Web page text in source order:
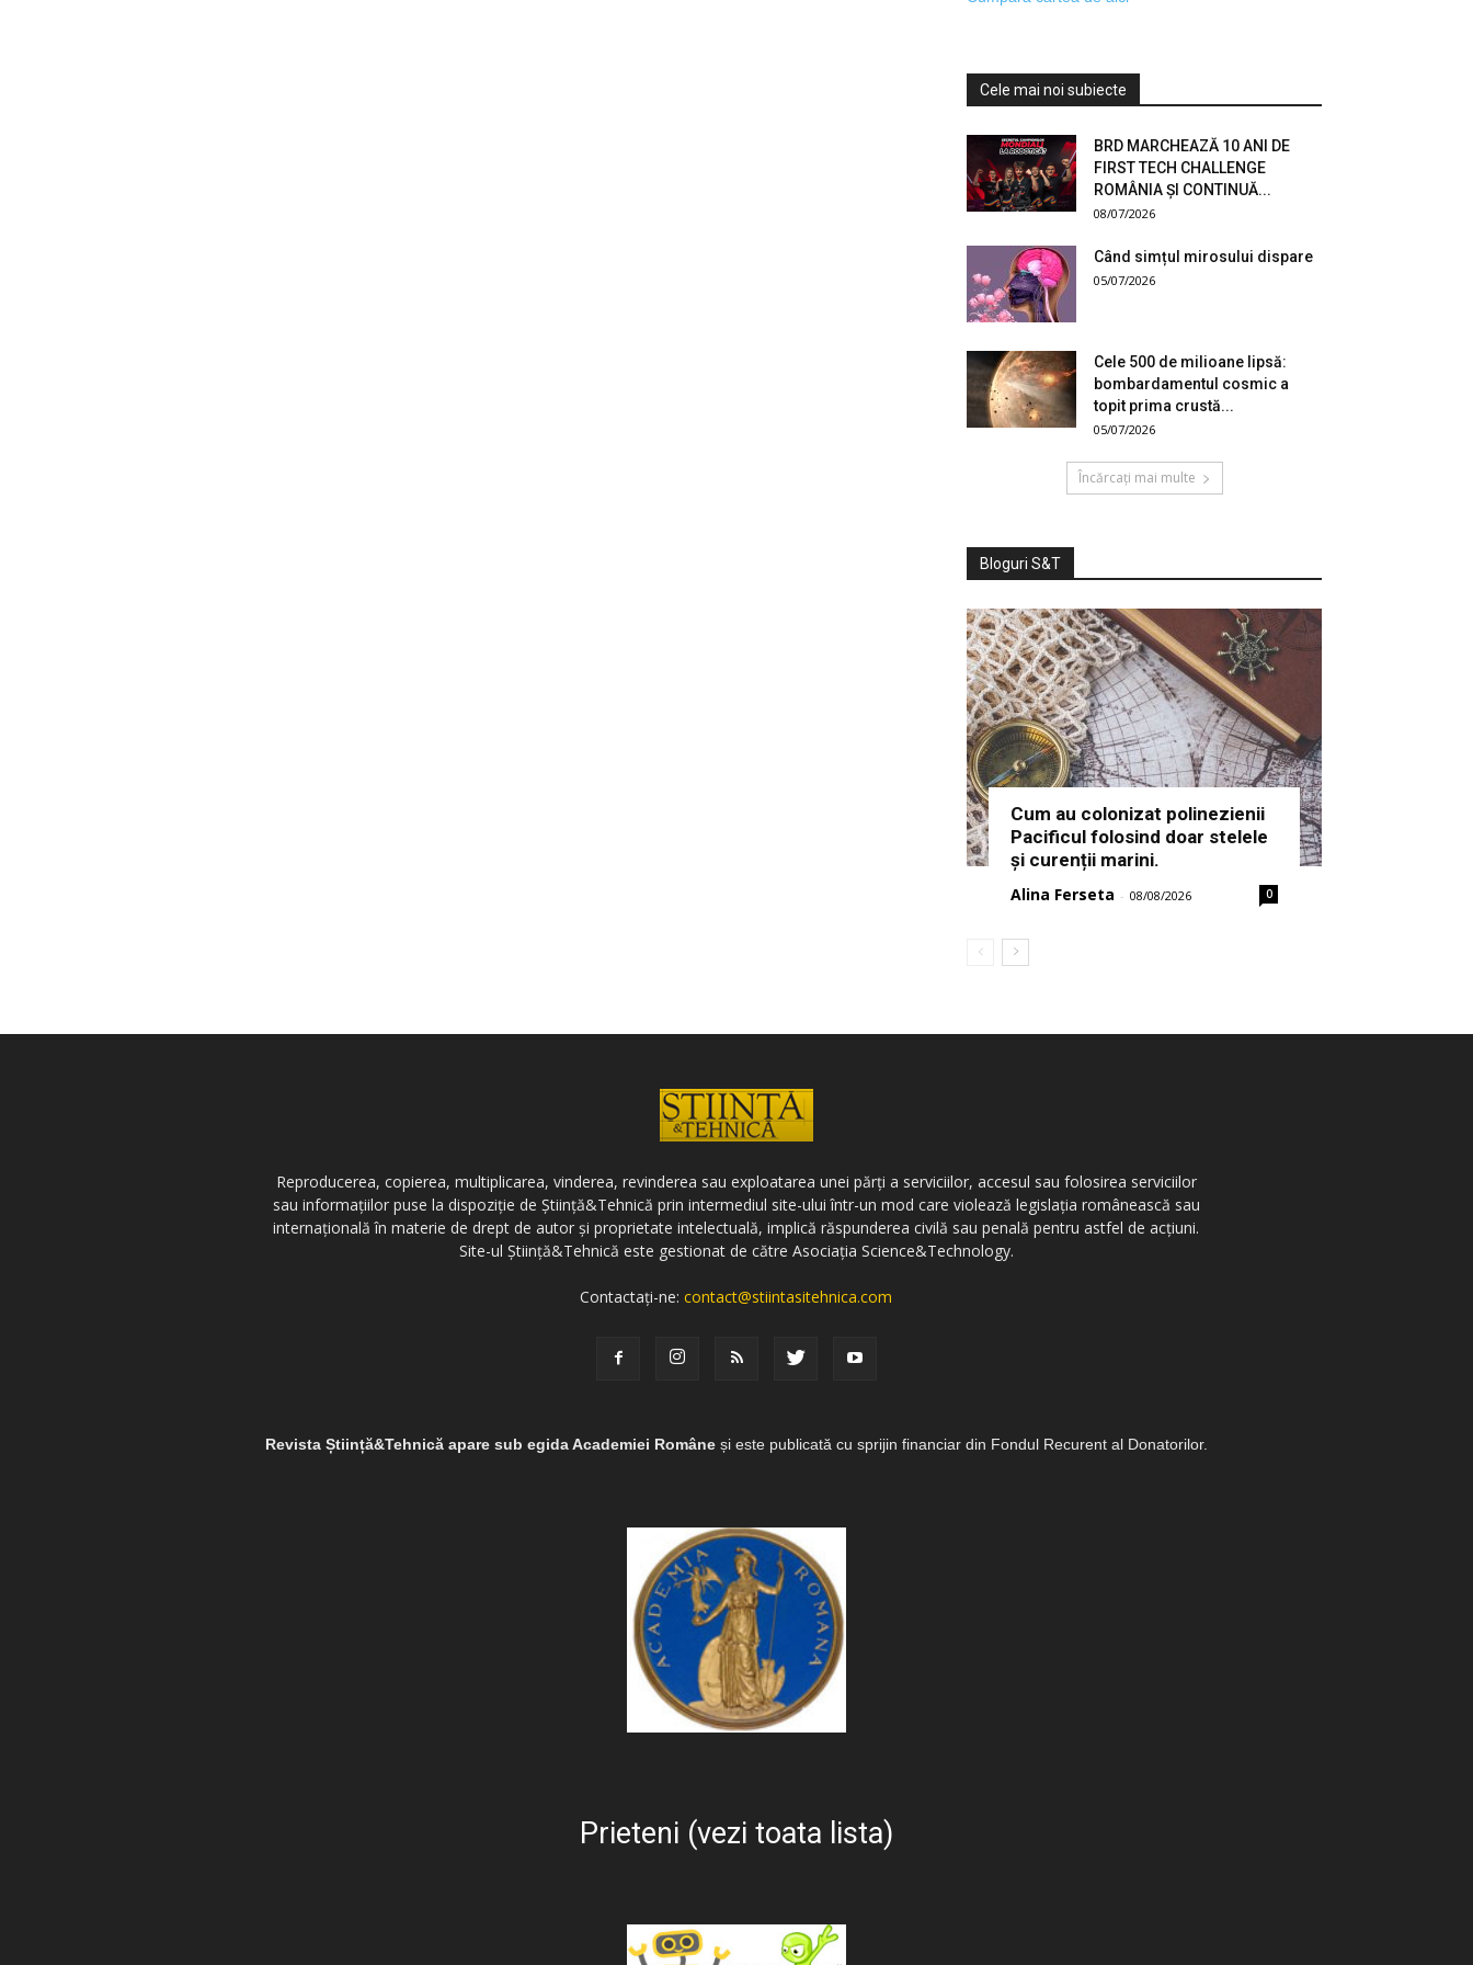
Cele mai noi subiecte
BRD MARCHEAZĂ 10 ANI DE
FIRST TECH CHALLENGE
ROMÂNIA ȘI CONTINUĂ...
08/07/2026
Când simțul mirosului dispare
05/07/2026
Cele 500 de milioane lipsă:
bombardamentul cosmic a
topit prima crustă...
05/07/2026
Încărcați mai multe
Bloguri S&T
Cum au colonizat polinezienii
Pacificul folosind doar stelele
și curenții marini.
Alina Ferseta - 08/08/2026 0
Reproducerea, copierea, multiplicarea, vinderea, revinderea sau exploatarea unei părți a serviciilor, accesul sau folosirea serviciilor
sau informațiilor puse la dispoziție de Știință&Tehnică prin intermediul site-ului într-un mod care violează legislația românească sau
internațională în materie de drept de autor și proprietate intelectuală, implică răspunderea civilă sau penală pentru astfel de acțiuni.
Site-ul Știință&Tehnică este gestionat de către Asociația Science&Technology.
Contactați-ne:contact@stiintasitehnica.com
Revista Știință&Tehnică apare sub egida Academiei Române și este publicată cu sprijin financiar din Fondul Recurent al Donatorilor.
Prieteni (vezi toata lista)